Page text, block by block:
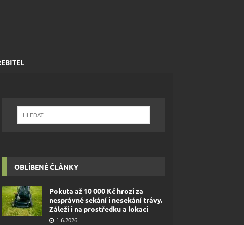
OBLÍBENÉ ČLÁNKY
Pokuta až 10 000 Kč hrozí za
nesprávné sekání i nesekání trávy.
Záleží i na prostředku a lokaci
1.6.2026